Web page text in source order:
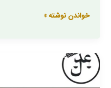
خواندن نوشته »
راه
های
دسترسی